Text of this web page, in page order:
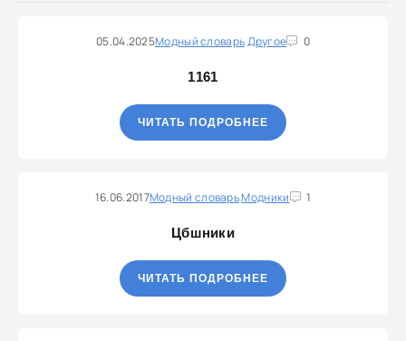
05.04.2025Модный словарьДругое 0
1161
ЧИТАТЬ ПОДРОБНЕЕ
16.06.2017Модный словарьМодники 1
Цбшники
ЧИТАТЬ ПОДРОБНЕЕ